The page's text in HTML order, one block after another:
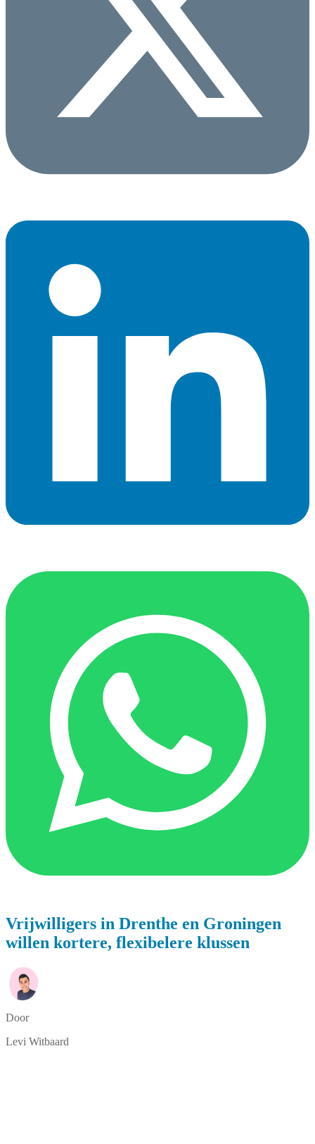
Vrijwilligers in Drenthe en Groningen
willen kortere, flexibelere klussen
Door
Levi Witbaard